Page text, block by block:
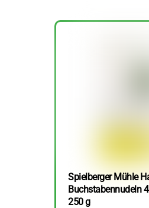
Spielberger Mühle
Buchstabennudeln
250 g